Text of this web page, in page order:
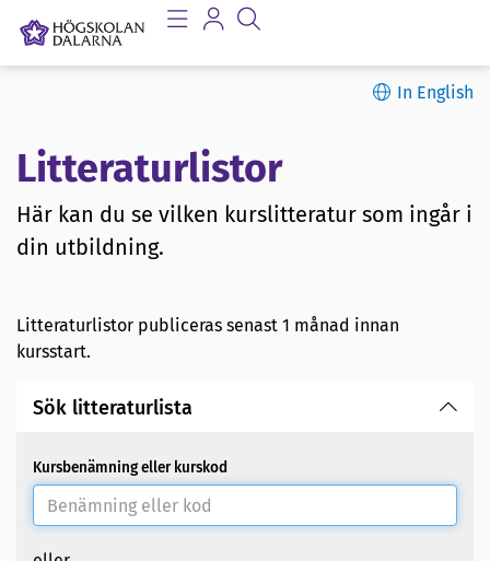
In English
Litteraturlistor
Här kan du se vilken kurslitteratur som ingår i
din utbildning.
Litteraturlistor publiceras senast 1 månad innan
kursstart.
Sök litteraturlista
Kursbenämning eller kurskod